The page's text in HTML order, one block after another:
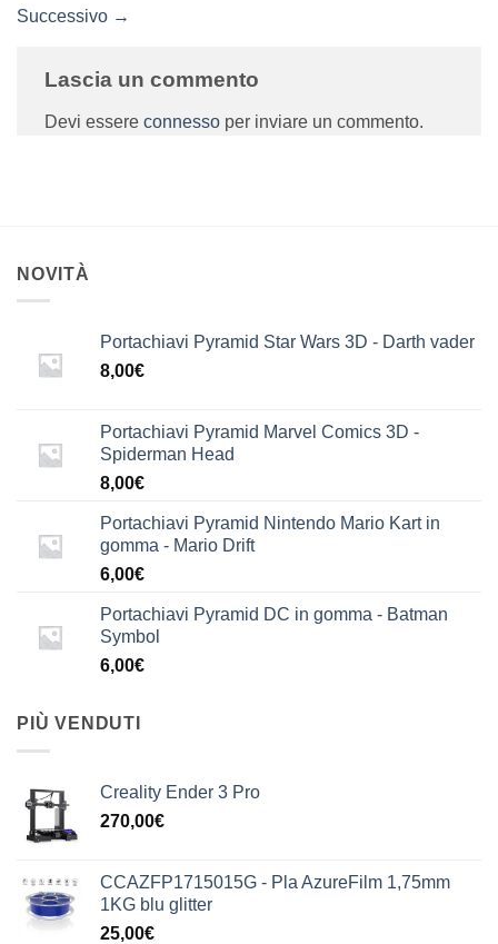
Successivo →
Lascia un commento
Devi essere connesso per inviare un commento.
NOVITÀ
Portachiavi Pyramid Star Wars 3D - Darth vader
8,00€
Portachiavi Pyramid Marvel Comics 3D -
Spiderman Head
8,00€
Portachiavi Pyramid Nintendo Mario Kart in
gomma - Mario Drift
6,00€
Portachiavi Pyramid DC in gomma - Batman
Symbol
6,00€
PIÙ VENDUTI
Creality Ender 3 Pro
270,00€
CCAZFP1715015G - Pla AzureFilm 1,75mm
1KG blu glitter
25,00€